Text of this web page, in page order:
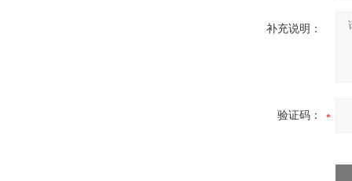
补充说明：
验证码：